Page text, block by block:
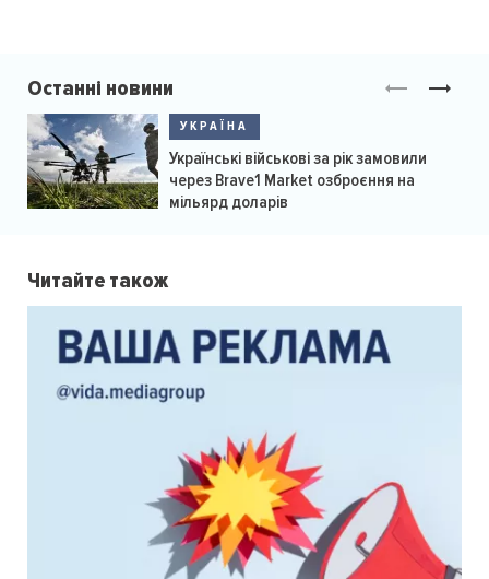
Останні новини
УКРАЇНА
Українські військові за рік замовили
через Brave1 Market озброєння на
мільярд доларів
Читайте також